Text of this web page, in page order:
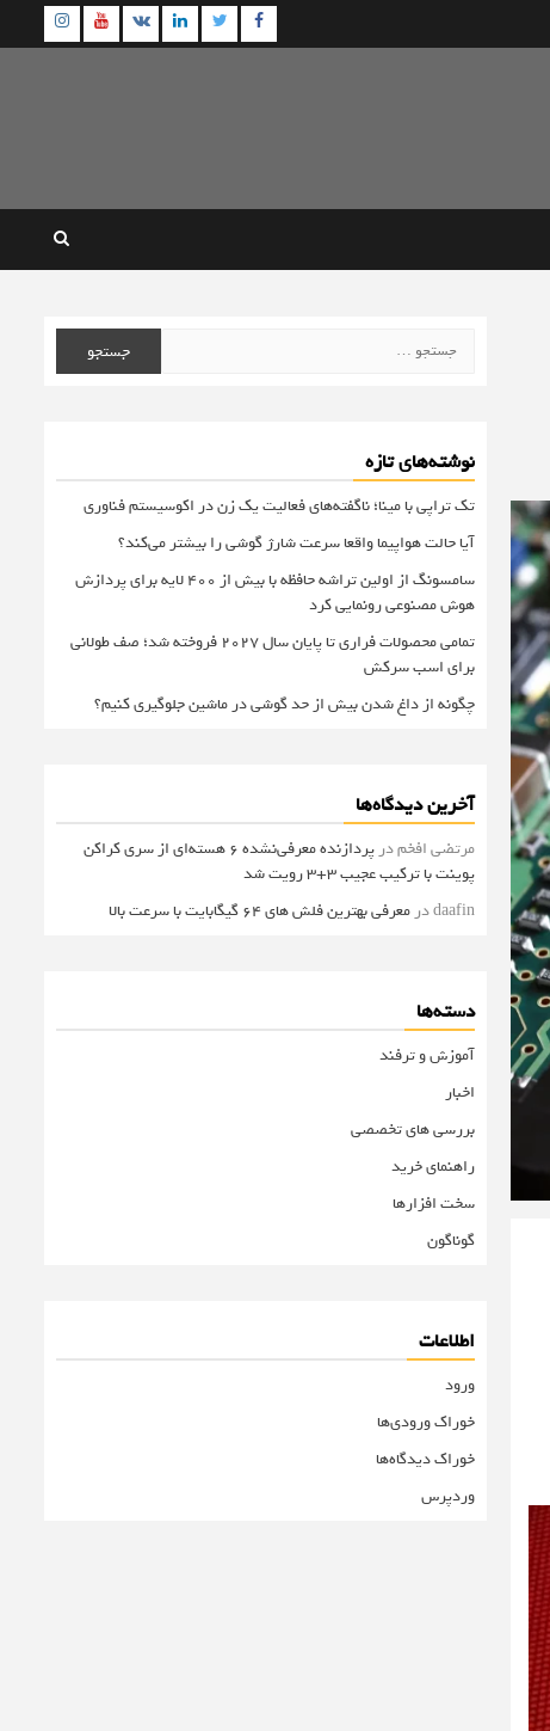
Facebook
Twitter
Linkedin
VK
برای:
نوشته‌های تازه
تک تراپی با مینا؛ ناگفته‌های فعالیت یک زن در اکوسیستم فناوری
آیا حالت هواپیما واقعا سرعت شارژ گوشی را بیشتر می‌کند؟
سامسونگ از اولین تراشه حافظه با بیش از ۴۰۰ لایه برای پردازش
هوش مصنوعی رونمایی کرد
تمامی محصولات فراری تا پایان سال ۲۰۲۷ فروخته شد؛ صف طولانی
برای اسب سرکش
چگونه از داغ شدن بیش از حد گوشی در ماشین جلوگیری کنیم؟
آخرین دیدگاه‌ها
مرتضی افخمدر
پردازنده معرفی‌نشده 6 هسته‌ای از سری کراکن
پوینت با ترکیب عجیب 3+3 رویت شد
daafinدر معرفی بهترین فلش های 64 گیگابایت با سرعت بالا
دسته‌ها
آموزش و ترفند
اخبار
بررسی های تخصصی
راهنمای خرید
سخت افزارها
گوناگون
اطلاعات
ورود
خوراک ورودی‌ها
خوراک دیدگاه‌ها
وردپرس